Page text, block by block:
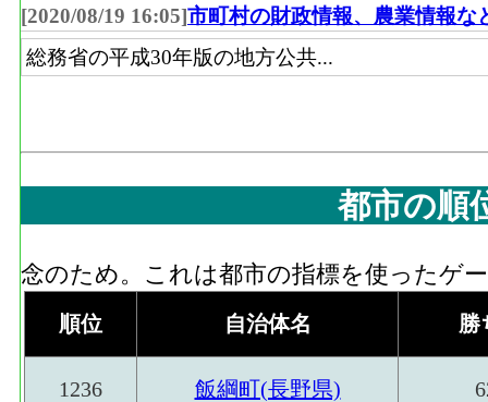
[2020/08/19 16:05]市町村の財政情報、農業情報な
総務省の平成30年版の地方公共...
都市の順
念のため。これは都市の指標を使ったゲ
順位 自治体名 勝
1236 飯綱町(長野県)